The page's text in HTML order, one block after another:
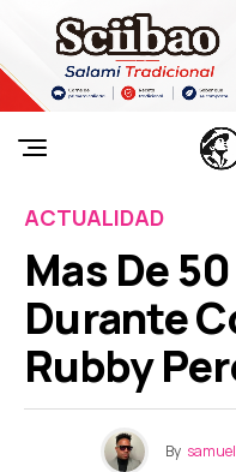
ACTUALIDAD
Mas De
Durante
Rubby
By